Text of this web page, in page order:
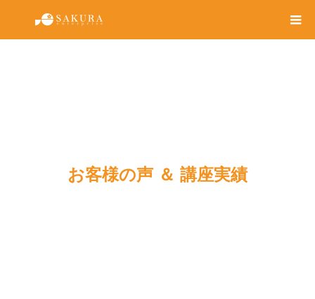
お客様の声 ＆ 講座実績